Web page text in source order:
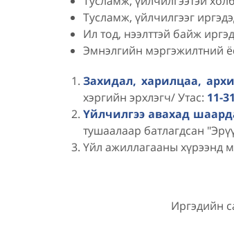
Тусламж, үйлчилгээг
Ил тод, нээлттэй байж
Эмнэлгийн мэргэжилтний
Захидал, харилцаа,
хэргийн эрхлэгч/ Утас: 11-
Үйлчилгээ авахад
тушаалаар батлагдсан
Үйл ажиллагааны хүрээнд
Иргэдийн